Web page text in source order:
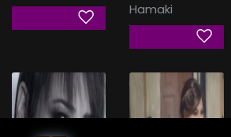
Hamaki